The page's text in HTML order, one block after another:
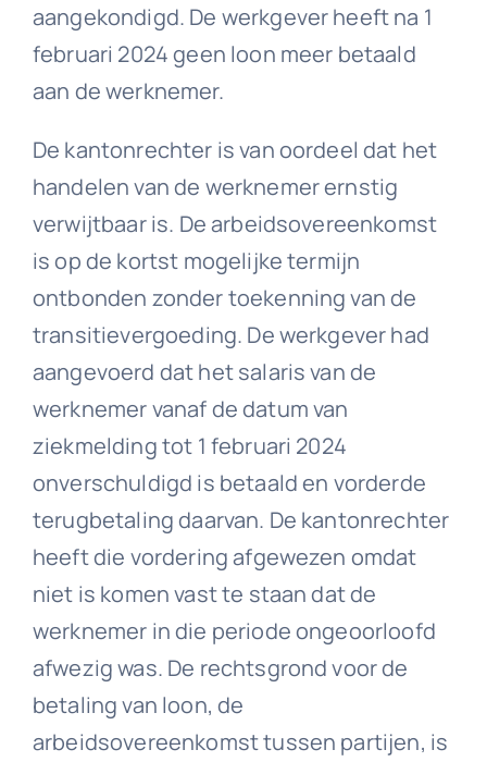
aangekondigd. De werkgever heeft na 1
februari 2024 geen loon meer betaald
aan de werknemer.
De kantonrechter is van oordeel dat het
handelen van de werknemer ernstig
verwijtbaar is. De arbeidsovereenkomst
is op de kortst mogelijke termijn
ontbonden zonder toekenning van de
transitievergoeding. De werkgever had
aangevoerd dat het salaris van de
werknemer vanaf de datum van
ziekmelding tot 1 februari 2024
onverschuldigd is betaald en vorderde
terugbetaling daarvan. De kantonrechter
heeft die vordering afgewezen omdat
niet is komen vast te staan dat de
werknemer in die periode ongeoorloofd
afwezig was. De rechtsgrond voor de
betaling van loon, de
arbeidsovereenkomst tussen partijen, is